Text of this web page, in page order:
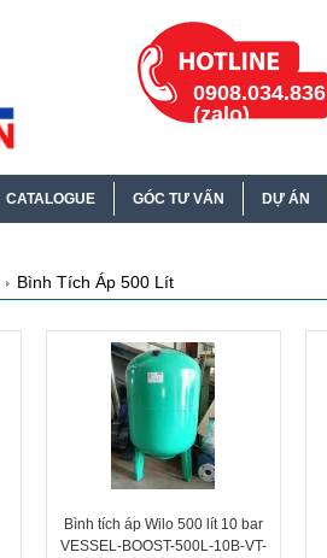
0908.034.836
(zalo)
CATALOGUE GÓC TƯ VẤN DỰ ÁN
Bình Tích Áp 500 Lít
Bình tích áp Wilo 500 lít 10 bar
VESSEL-BOOST-500L-10B-VT-